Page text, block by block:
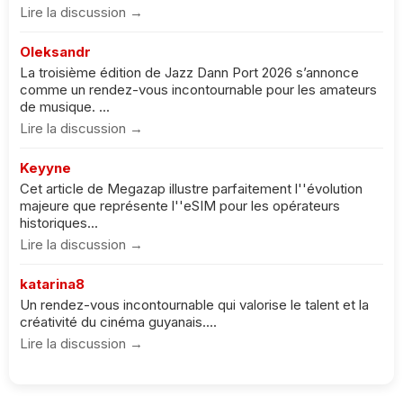
Lire la discussion →
Oleksandr
La troisième édition de Jazz Dann Port 2026 s’annonce
comme un rendez-vous incontournable pour les amateurs
de musique. ...
Lire la discussion →
Keyyne
Cet article de Megazap illustre parfaitement l''évolution
majeure que représente l''eSIM pour les opérateurs
historiques...
Lire la discussion →
katarina8
Un rendez-vous incontournable qui valorise le talent et la
créativité du cinéma guyanais....
Lire la discussion →